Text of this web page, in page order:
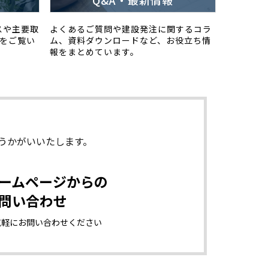
や主要取
ご覧い
よくあるご質問や建設発注に関するコラ
ム、資料ダウンロードなど、お役立ち情
報をまとめています。
がいいたします。
ムページからの
い合わせ
にお問い合わせください